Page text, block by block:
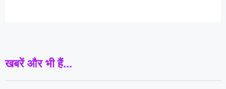
खबरें और भी हैं...